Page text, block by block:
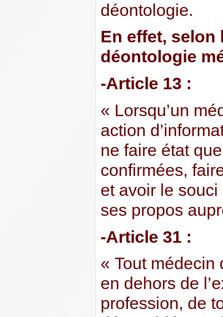
déontologie.
En effet, selon
déontologie
-Article 13 :
« Lorsqu’un
action
ne faire état
confirmées,
et avoir le
ses propos
-Article 31 :
« Tout médecin
en dehors de
profession, de